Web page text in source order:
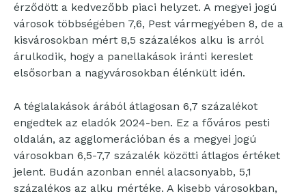
érződött a kedvezőbb piaci helyzet. A megyei jogú
városok többségében 7,6, Pest vármegyében 8, de a
kisvárosokban mért 8,5 százalékos alku is arról
árulkodik, hogy a panellakások iránti kereslet
elsősorban a nagyvárosokban élénkült idén.
A téglalakások árából átlagosan 6,7 százalékot
engedtek az eladók 2024-ben. Ez a főváros pesti
oldalán, az agglomerációban és a megyei jogú
városokban 6,5-7,7 százalék közötti átlagos értéket
jelent. Budán azonban ennél alacsonyabb, 5,1
százalékos az alku mértéke. A kisebb városokban,